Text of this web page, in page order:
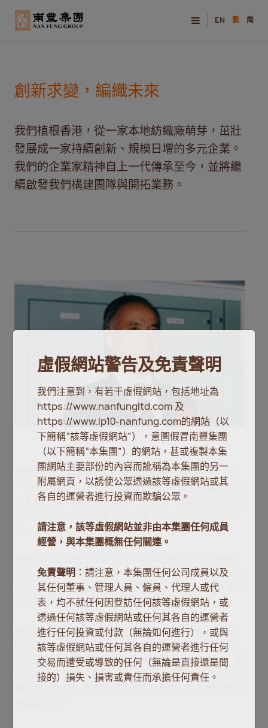
EN 繁 简
創新求變，編織未來
我們植根香港，從一家本地紡織廠萌芽，茁壯
發展成一家持續創新、規模日增的多元企業。
我們的企業家精神自上一代傳承至今，並將繼
續啟發我們構建團隊與開拓業務。
南豐始源自陳廷驊博士於1954年創辦的綿紗生產公司
「南豐紡織有限公司」。陳博士領先同儕，首度為紗廠
引入氣流紡，成功改革業界，更贏得「棉紗大王」的美
更成就商界傳奇。全因陳博士的先見之明，洞悉產業發
展走勢，南豐的業務得以多元發展；加入房地產市場的
適時決定，亦為集團鋪設了往後邁向成功之路。
陳博士不只於事業上作出了深遠的貢獻，他積極行善、
回饋社會的熱誠，更持續啟發著我們。南豐時刻謹記
「希望最好，準備最壞」及「想到自己，想到對方」兩
則格言，承諾會一直支持不同社群、慈善機構及作可持
虛假網站警告及免責聲明
我們注意到，有若干虛假網站，包括地址為
https://www.nanfungltd.com 及
https://www.lp10-nanfung.com的網站（以
下簡稱“該等虛假網站”），意圖假冒南豐集團
（以下簡稱“本集團”）的網站，甚或複製本集
團網站主要部份的內容而訛稱為本集團的另一
附屬網頁，以誘使公眾透過該等虛假網站或其
各自的運營者進行投資而欺騙公眾。
請注意，該等虛假網站並非由本集團任何成員
經營，與本集團概無任何關連。
免責聲明 ：請注意，本集團任何公司成員以及
其任何董事、管理人員、僱員、代理人或代
表，均不就任何因登訪任何該等虛假網站，或
透過任何該等虛假網站或任何其各自的運營者
進行任何投資或付款（無論如何進行），或與
該等虛假網站或任何其各自的運營者進行任何
交易而遭受或導致的任何（無論是直接還是間
接的）損失、損害或責任而承擔任何責任。